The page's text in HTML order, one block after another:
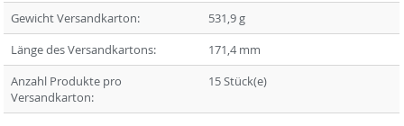
Gewicht Versandkarton:
531,9 g
Länge des Versandkartons:
171,4 mm
Anzahl Produkte pro
Versandkarton:
15 Stück(e)